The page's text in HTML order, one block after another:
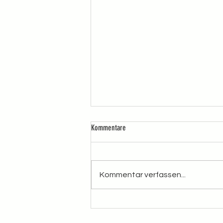
Danke für 51'031 Stimmen
Kommentare
Kommentar verfassen...